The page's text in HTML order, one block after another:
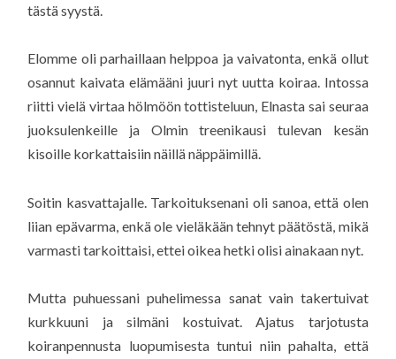
tästä syystä.
Elomme oli parhaillaan helppoa ja vaivatonta, enkä ollut
osannut kaivata elämääni juuri nyt uutta koiraa. Intossa
riitti vielä virtaa hölmöön tottisteluun, Elnasta sai seuraa
juoksulenkeille ja Olmin treenikausi tulevan kesän
kisoille korkattaisiin näillä näppäimillä.
Soitin kasvattajalle. Tarkoituksenani oli sanoa, että olen
liian epävarma, enkä ole vieläkään tehnyt päätöstä, mikä
varmasti tarkoittaisi, ettei oikea hetki olisi ainakaan nyt.
Mutta puhuessani puhelimessa sanat vain takertuivat
kurkkuuni ja silmäni kostuivat. Ajatus tarjotusta
koiranpennusta luopumisesta tuntui niin pahalta, että